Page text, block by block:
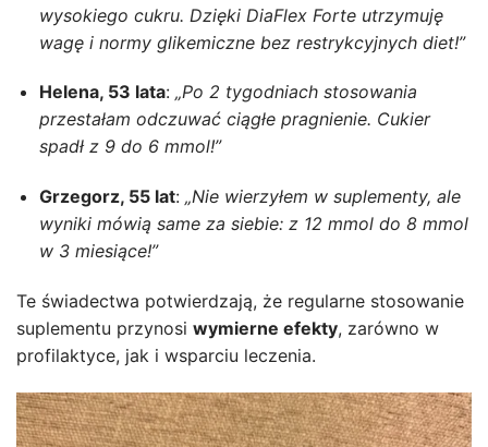
wysokiego cukru. Dzięki DiaFlex Forte utrzymuję
wagę i normy glikemiczne bez restrykcyjnych diet!”
Helena, 53 lata: „Po 2 tygodniach stosowania
przestałam odczuwać ciągłe pragnienie. Cukier
spadł z 9 do 6 mmol!”
Grzegorz, 55 lat: „Nie wierzyłem w suplementy, ale
wyniki mówią same za siebie: z 12 mmol do 8 mmol
w 3 miesiące!”
Te świadectwa potwierdzają, że regularne stosowanie
suplementu przynosi wymierne efekty, zarówno w
profilaktyce, jak i wsparciu leczenia.